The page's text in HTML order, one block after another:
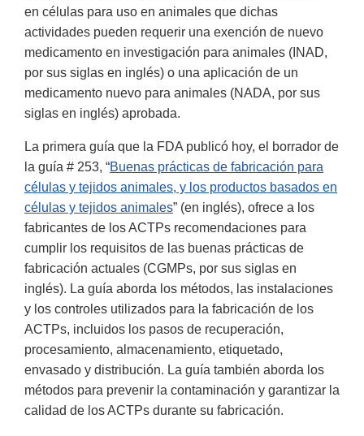
en células para uso en animales que dichas
actividades pueden requerir una exención de nuevo
medicamento en investigación para animales (INAD,
por sus siglas en inglés) o una aplicación de un
medicamento nuevo para animales (NADA, por sus
siglas en inglés) aprobada.
La primera guía que la FDA publicó hoy, el borrador de
la guía # 253, “Buenas prácticas de fabricación para
células y tejidos animales, y los productos basados en
células y tejidos animales” (en inglés), ofrece a los
fabricantes de los ACTPs recomendaciones para
cumplir los requisitos de las buenas prácticas de
fabricación actuales (CGMPs, por sus siglas en
inglés). La guía aborda los métodos, las instalaciones
y los controles utilizados para la fabricación de los
ACTPs, incluidos los pasos de recuperación,
procesamiento, almacenamiento, etiquetado,
envasado y distribución. La guía también aborda los
métodos para prevenir la contaminación y garantizar la
calidad de los ACTPs durante su fabricación.